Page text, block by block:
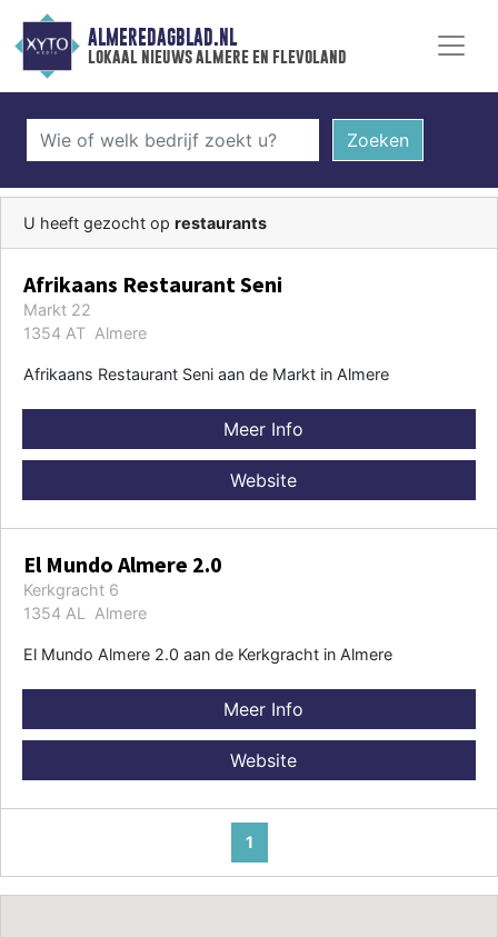
ALMEREDAGBLAD.NL
lokaal nieuws almere en flevoland
Zoeken
U heeft gezocht op restaurants
Afrikaans Restaurant Seni
Markt 22
1354 AT Almere
Afrikaans Restaurant Seni aan de Markt in Almere
Meer Info
Website
El Mundo Almere 2.0
Kerkgracht 6
1354 AL Almere
El Mundo Almere 2.0 aan de Kerkgracht in Almere
Meer Info
Website
1